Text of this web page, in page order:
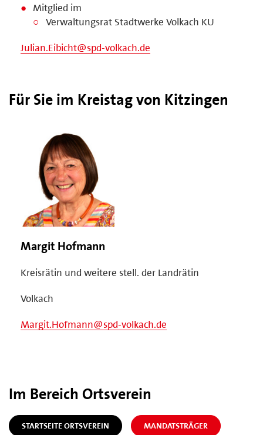
Mitglied im
Verwaltungsrat Stadtwerke Volkach KU
Julian.Eibicht@spd-volkach.de
Für Sie im Kreistag von Kitzingen
Margit Hofmann
Kreisrätin und weitere stell. der Landrätin
Volkach
Margit.Hofmann@spd-volkach.de
Im Bereich Ortsverein
STARTSEITE ORTSVEREIN MANDATSTRÄGER